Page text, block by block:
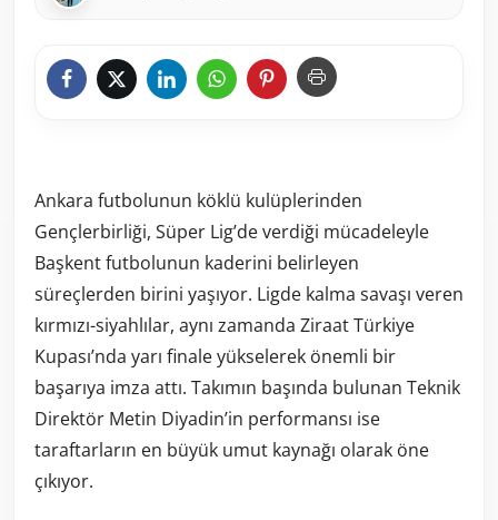
Ankara futbolunun köklü kulüplerinden
Gençlerbirliği, Süper Lig’de verdiği mücadeleyle
Başkent futbolunun kaderini belirleyen
süreçlerden birini yaşıyor. Ligde kalma savaşı veren
kırmızı-siyahlılar, aynı zamanda Ziraat Türkiye
Kupası’nda yarı finale yükselerek önemli bir
başarıya imza attı. Takımın başında bulunan Teknik
Direktör Metin Diyadin’in performansı ise
taraftarların en büyük umut kaynağı olarak öne
çıkıyor.